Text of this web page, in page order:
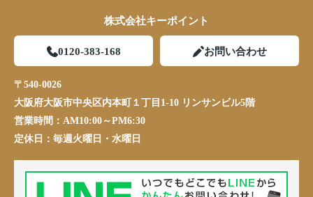
株式会社キーポイント
0120-383-168 お問い合わせ
〒540-0026
大阪府大阪市中央区内本町１丁目1-10 リンサンビル5階
営業時間： AM10:00～PM6:30
定休日： 毎週火曜日・水曜日